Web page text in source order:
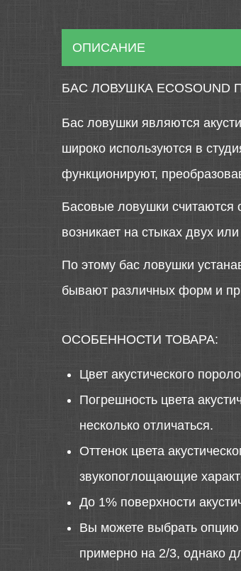
ОПИСАНИЕ
БАС ЛОВУШКА
Бас ловушки являются
широко используются в
функционируют,
Басовые ловушки считаются
возникает на стыках двух
По этому бас ловушки
бывают различных форм и
ОСОБЕННОСТИ ТОВАРА:
Цвет акустического
Погрешность цвета
несколько отличаться.
Оттенок цвета
звукопоглощающие
До 1% поверхности
Вы можете выбрать опцию
примерно на 2/3, однако